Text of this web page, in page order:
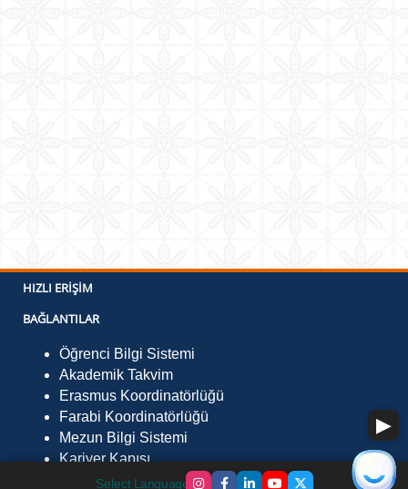
Select Language ▼
HIZLI ERIŞIM
BAĞLANTILAR
Öğrenci Bilgi Sistemi
Akademik Takvim
Erasmus Koordinatörlüğü
Farabi Koordinatörlüğü
Mezun Bilgi Sistemi
Kariyer Kapısı